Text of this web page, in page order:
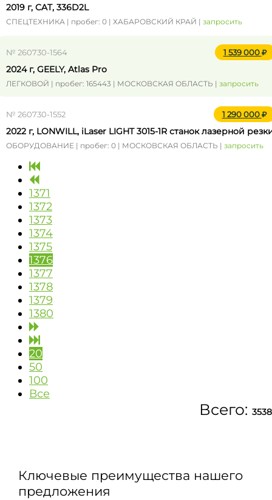
2019 г, CAT, 336D2L
СПЕЦТЕХНИКА | пробег: 0 | ХАБАРОВСКИЙ КРАЙ | запросить
№ 260730-1564 1 539 000
2024 г, GEELY, Atlas Pro
ЛЕГКОВОЙ | пробег: 165443 | МОСКОВСКАЯ ОБЛАСТЬ | запросить
№ 260730-1552 1 290 000
2022 г, LONWILL, iLaser LIGHT 3015-1R станок лазерной
ОБОРУДОВАНИЕ | пробег: 0 | МОСКОВСКАЯ ОБЛАСТЬ | запросить
1371
1372
1373
1374
1375
1376
1377
1378
1379
1380
20
50
100
Все
Всего:
Ключевые преимущества нашего
предложения